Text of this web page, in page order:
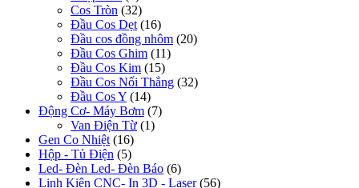
Cos Tròn (32)
Đầu Cos Dẹt (16)
Đầu cos đồng nhôm (20)
Đầu Cos Ghim (11)
Đầu Cos Kim (15)
Đầu Cos Nối Thẳng (32)
Đầu Cos Y (14)
Động Cơ- Máy Bơm (7)
Van Điện Từ (1)
Gen Co Nhiệt (16)
Hộp - Tủ Điện (5)
Led- Đèn Led- Đèn Báo (6)
Linh Kiện CNC- In 3D - Laser (56)